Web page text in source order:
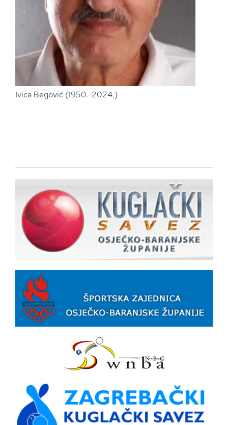
Ivica Begović (1950.-2024.)